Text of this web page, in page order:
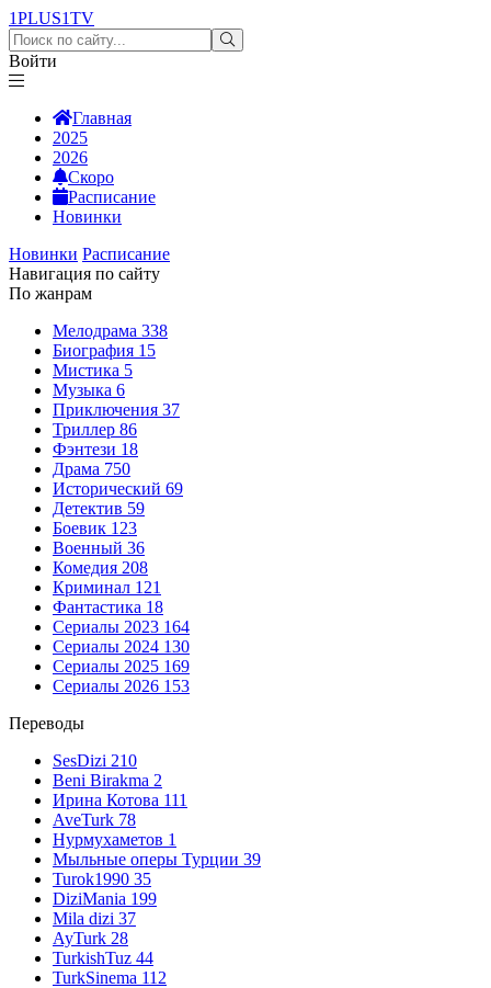
1PLUS1TV
Войти
Главная
2025
2026
Скоро
Расписание
Новинки
Новинки Расписание
Навигация по сайту
По жанрам
Мелодрама 338
Биография 15
Мистика 5
Музыка 6
Приключения 37
Триллер 86
Фэнтези 18
Драма 750
Исторический 69
Детектив 59
Боевик 123
Военный 36
Комедия 208
Криминал 121
Фантастика 18
Сериалы 2023 164
Сериалы 2024 130
Сериалы 2025 169
Сериалы 2026 153
Переводы
SesDizi 210
Beni Birakma 2
Ирина Котова 111
AveTurk 78
Нурмухаметов 1
Мыльные оперы Турции 39
Turok1990 35
DiziMania 199
Mila dizi 37
AyTurk 28
TurkishTuz 44
TurkSinema 112